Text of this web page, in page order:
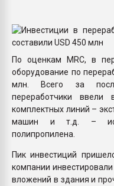
По оценкам MRC, в
оборудование по
млн. Всего за
переработчики ввели
комплектных линий –
машин и т.д. –
полипропилена.
Пик инвестиций
компании
вложений в здания и